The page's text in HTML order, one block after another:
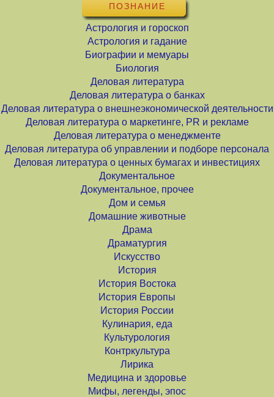
ПОЗНАНИЕ
Астрология и гороскоп
Астрология и гадание
Биографии и мемуары
Биология
Деловая литература
Деловая литература о банках
Деловая литература о внешнеэкономической деятельности
Деловая литература о маркетинге, PR и рекламе
Деловая литература о менеджменте
Деловая литература об управлении и подборе персонала
Деловая литература о ценных бумагах и инвестициях
Документальное
Документальное, прочее
Дом и семья
Домашние животные
Драма
Драматургия
Искусство
История
История Востока
История Европы
История России
Кулинария, еда
Культурология
Контркультура
Лирика
Медицина и здоровье
Мифы, легенды, эпос